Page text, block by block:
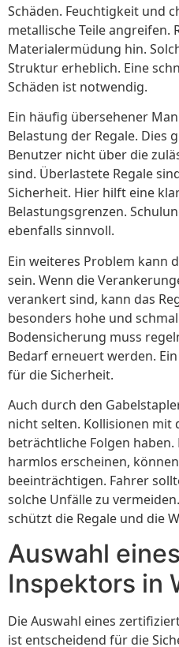
Schäden. Feuchtigkeit und
metallische Teile
Materialermüdung hin.
Struktur erheblich. Eine
Schäden ist notwendig.
Ein häufig übersehener
Belastung der Regale. Dies
Benutzer nicht über die
sind. Überlastete Regale
Sicherheit. Hier hilft eine
Belastungsgrenzen.
ebenfalls sinnvoll.
Ein weiteres Problem kann
sein. Wenn die
verankert sind, kann das
besonders hohe und
Bodensicherung muss
Bedarf erneuert werden.
für die Sicherheit.
Auch durch den
nicht selten. Kollisionen mit
beträchtliche Folgen haben.
harmlos erscheinen,
beeinträchtigen. Fahrer
solche Unfälle zu
schützt die Regale und die
Auswahl
Inspektors in
Die Auswahl eines
ist entscheidend für die